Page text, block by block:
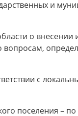
и
о
с
поселения –